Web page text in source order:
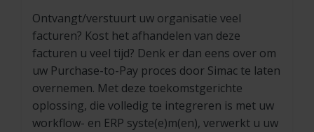
Ontvangt/verstuurt uw organisatie veel
facturen? Kost het afhandelen van deze
facturen u veel tijd? Denk er dan eens over om
uw Purchase-to-Pay proces door Simac te laten
overnemen. Met deze toekomstgerichte
oplossing, die volledig te integreren is met uw
workflow- en ERP syste(e)m(en), verwerkt u uw